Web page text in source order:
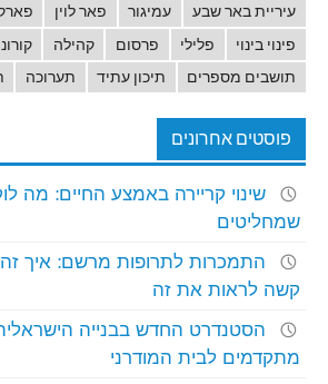
עיריית באר שבע
עמיגור פאר לוין
פינוי בינוי
פלילי פרסום קהילה
תושבים מספרים
תיכון עתיד תערוכה
פוסטים אחרונים
שינוי קריירה באמצע החיים: מה
שמחליטים
התמכרות לתרופות מרשם: איך
קשה לראות את זה
הסטנדרט החדש בבנייה
מתקדמים לבית המודרני